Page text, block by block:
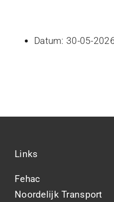
Datum: 30-05-
Links
Fehac
Noordelijk Transport